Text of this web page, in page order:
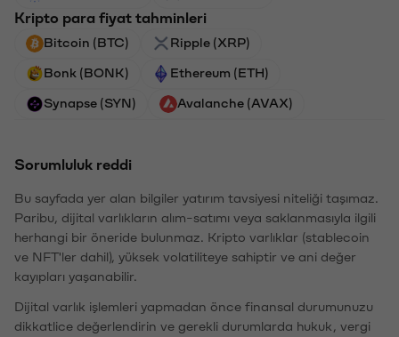
Kripto para fiyat tahminleri
Bitcoin (BTC) Ripple (XRP)
Bonk (BONK) Ethereum (ETH)
Synapse (SYN) Avalanche (AVAX)
Sorumluluk reddi
Bu sayfada yer alan bilgiler yatırım tavsiyesi niteliği taşımaz.
Paribu, dijital varlıkların alım-satımı veya saklanmasıyla ilgili
herhangi bir öneride bulunmaz. Kripto varlıklar (stablecoin
ve NFT'ler dahil), yüksek volatiliteye sahiptir ve ani değer
kayıpları yaşanabilir.
Dijital varlık işlemleri yapmadan önce finansal durumunuzu
dikkatlice değerlendirin ve gerekli durumlarda hukuk, vergi